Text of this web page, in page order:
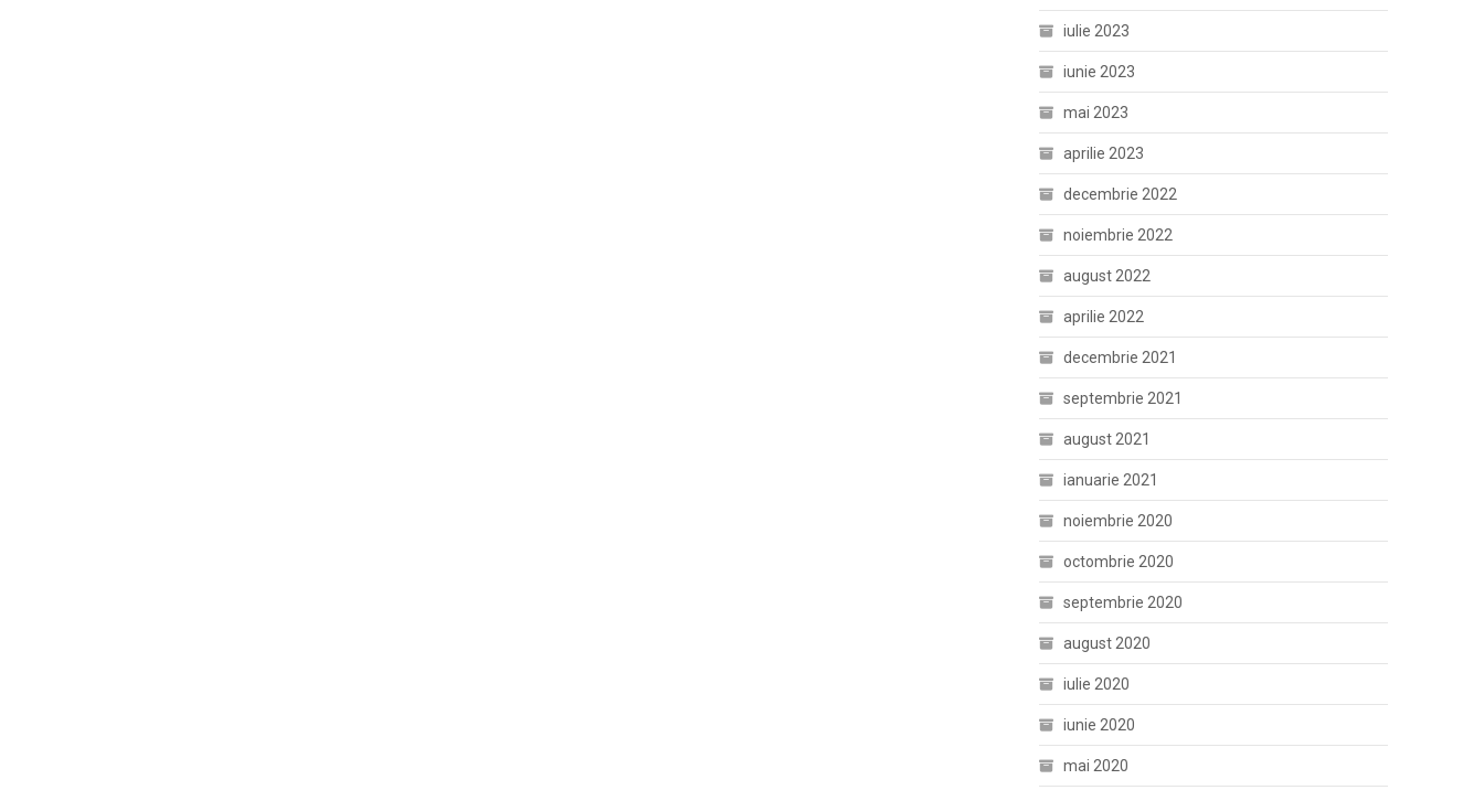
iulie 2023
iunie 2023
mai 2023
aprilie 2023
decembrie 2022
noiembrie 2022
august 2022
aprilie 2022
decembrie 2021
septembrie 2021
august 2021
ianuarie 2021
noiembrie 2020
octombrie 2020
septembrie 2020
august 2020
iulie 2020
iunie 2020
mai 2020